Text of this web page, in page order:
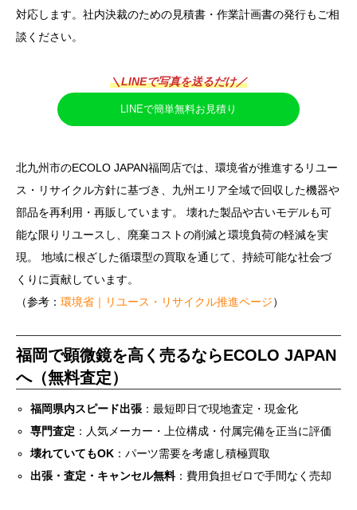
対応します。社内決裁のための見積書・作業計画書の発行もご相
談ください。
＼LINEで写真を送るだけ／
LINEで簡単無料お見積り
北九州市のECOLO JAPAN福岡店では、環境省が推進するリユー
ス・リサイクル方針に基づき、九州エリア全域で回収した機器や
部品を再利用・再販しています。 壊れた製品や古いモデルも可
能な限りリユースし、廃棄コストの削減と環境負荷の軽減を実
現。 地域に根ざした循環型の買取を通じて、持続可能な社会づ
くりに貢献しています。
（参考： 環境省｜リユース・リサイクル推進ページ）
福岡で顕微鏡を高く売るならECOLO JAPAN
へ（無料査定）
福岡県内スピード出張 ：最短即日で現地査定・現金化
専門査定 ：人気メーカー・上位構成・付属完備を正当に評価
壊れていてもOK ：パーツ需要を考慮し積極買取
出張・査定・キャンセル無料：費用負担ゼロで手間なく売却